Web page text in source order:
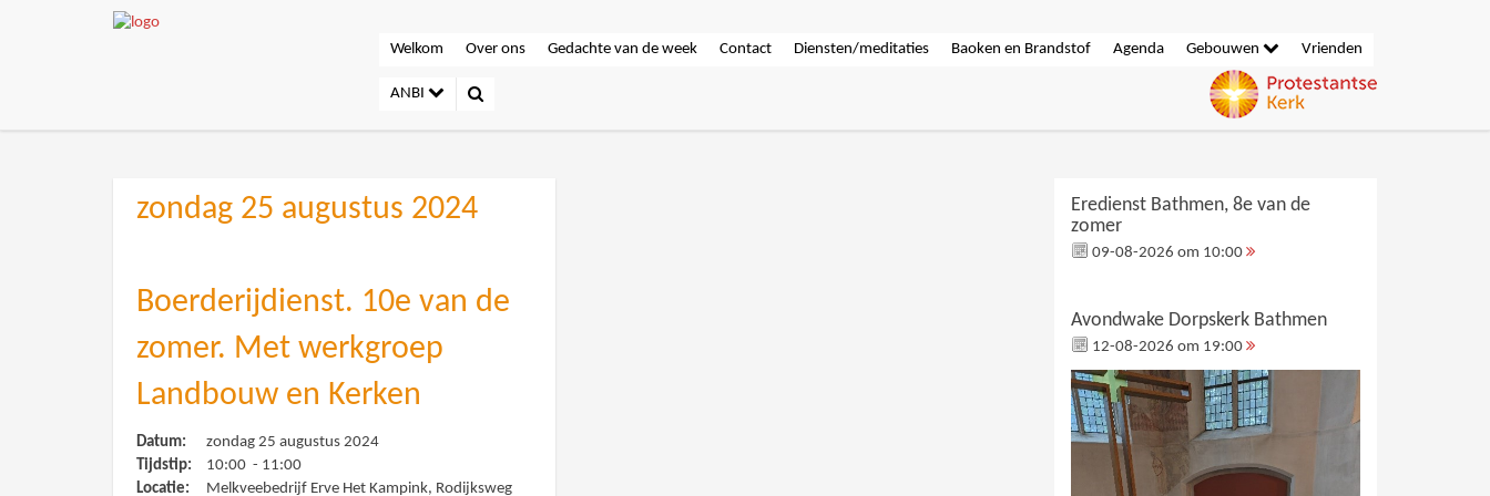
Welkom Over ons Gedachte van de week Contact Diensten/meditaties Baoken en Brandstof Agenda Gebouwen Vrienden
ANBI
zondag 25 augustus 2024
Boerderijdienst. 10e van de
zomer. Met werkgroep
Landbouw en Kerken
Datum:
zondag 25 augustus 2024
Tijdstip:
10:00 - 11:00
Locatie:
Melkveebedrijf Erve Het Kampink, Rodijksweg
Eredienst Bathmen, 8e van de
zomer
09-08-2026 om 10:00
Avondwake Dorpskerk Bathmen
12-08-2026 om 19:00